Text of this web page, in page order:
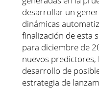
desarrollar un
dinámicas
finalización de esta
para diciembre de
nuevos predictores,
desarrollo de
estrategia de